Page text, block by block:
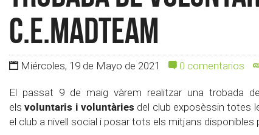
C.E.MadTeam
Miércoles, 19 de Mayo de 2021 0 comentarios
El passat 9 de maig vàrem realitzar una trobada
elsvoluntaris i voluntàries del club exposèssin totes
el club a nivell social i posar tots els mitjans